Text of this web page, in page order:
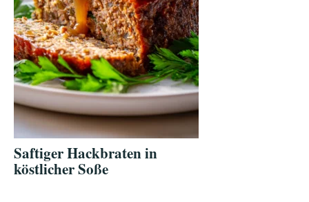
Saftiger Hackbraten in
köstlicher Soße